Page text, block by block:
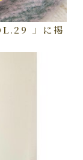
」に掲